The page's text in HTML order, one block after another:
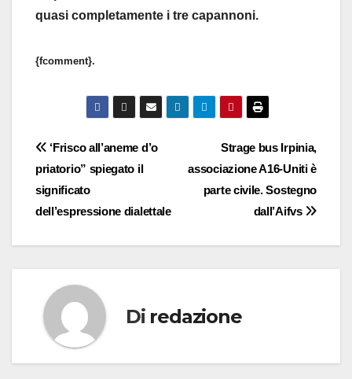
quasi completamente i tre capannoni.
{fcomment}.
Navigazione
articoli
Strage bus Irpinia,
associazione A16-Uniti è
parte civile. Sostegno
dall’Aifvs
‘Frisco all’aneme d’o
priatorio” spiegato il
significato
dell’espressione dialettale
Di redazione